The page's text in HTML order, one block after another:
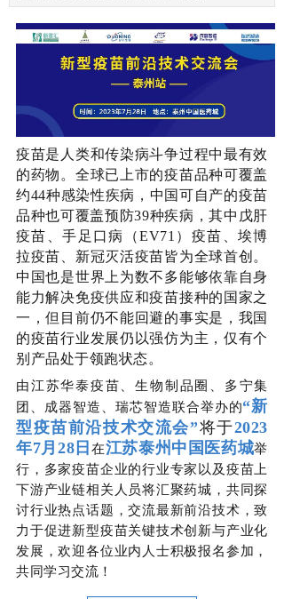
疫苗是人类和传染病斗争过程中最有效
的药物。全球已上市的疫苗品种可覆盖
约44种感染性疾病，中国可自产的疫苗
品种也可覆盖预防39种疾病，其中戊肝
疫苗、手足口病（EV71）疫苗、埃博
拉疫苗、新冠灭活疫苗皆为全球首创。
中国也是世界上为数不多能够依靠自身
能力解决免疫供应和疫苗接种的国家之
一，但目前仍不能回避的事实是，我国
的疫苗行业发展仍以强仿为主，仅有个
别产品处于领跑状态。
由江苏华泰疫苗、生物制品圈、多宁集
团、成器智造、瑞芯智造联合举办的“新
型疫苗前沿技术交流会”将于2023
年7月 28日 在江苏泰州中国医药城举
行，多家疫苗企业的行业专家以及疫苗上
下游产业链相关人员将汇聚药城，共同探
讨行业热点话题，交流最新前沿技术，致
力于促进新型疫苗关键技术创新与产业化
发展，欢迎各位业内人士积极报名参加，
共同学习交流！